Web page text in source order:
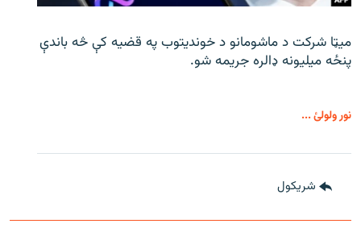
میټا شرکت د ماشومانو د خوندیتوب په قضیه کې څه باندې
پنځه میلیونه ډالره جریمه شو.
نور ولولئ ...
شريکول